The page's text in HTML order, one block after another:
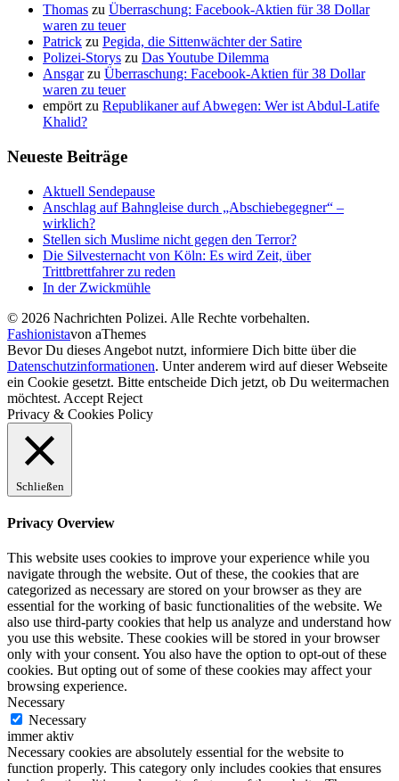
Thomas zu Überraschung: Facebook-Aktien für 38 Dollar
waren zu teuer
Patrick zu Pegida, die Sittenwächter der Satire
Polizei-Storys zu Das Youtube Dilemma
Ansgarzu Überraschung: Facebook-Aktien für 38 Dollar
waren zu teuer
empörtzu Republikaner auf Abwegen: Wer ist Abdul-Latife
Khalid?
Neueste Beiträge
Aktuell Sendepause
Anschlag auf Bahngleise durch „Abschiebegegner“ –
wirklich?
Stellen sich Muslime nicht gegen den Terror?
Die Silvesternacht von Köln: Es wird Zeit, über
Trittbrettfahrer zu reden
In der Zwickmühle
© 2026 Nachrichten Polizei. Alle Rechte vorbehalten.
Fashionistavon aThemes
Bevor Du dieses Angebot nutzt, informiere Dich bitte über die
Datenschutzinformationen. Unter anderem wird auf dieser Webseite
ein Cookie gesetzt. Bitte entscheide Dich jetzt, ob Du weitermachen
möchtest. Accept Reject
Privacy & Cookies Policy
Schließen
Privacy Overview
This website uses cookies to improve your experience while you
navigate through the website. Out of these, the cookies that are
categorized as necessary are stored on your browser as they are
essential for the working of basic functionalities of the website. We
also use third-party cookies that help us analyze and understand how
you use this website. These cookies will be stored in your browser
only with your consent. You also have the option to opt-out of these
cookies. But opting out of some of these cookies may affect your
browsing experience.
Necessary
Necessary
immer aktiv
Necessary cookies are absolutely essential for the website to
function properly. This category only includes cookies that ensures